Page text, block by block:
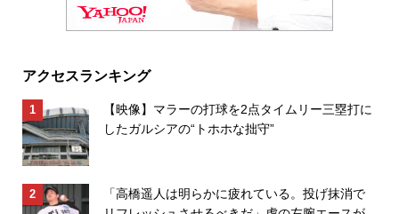
アクセスランキング
【映像】マラーの打球を2点タイムリー三塁打に
したガルシアの“トホホな拙守”
「高橋遥人は明らかに疲れている。投げ抹消で